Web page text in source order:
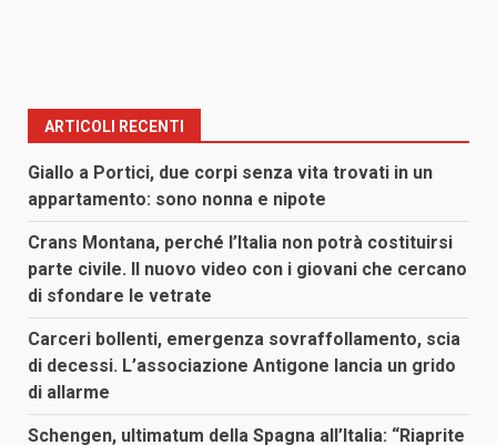
ARTICOLI RECENTI
Giallo a Portici, due corpi senza vita trovati in un
appartamento: sono nonna e nipote
Crans Montana, perché l’Italia non potrà costituirsi
parte civile. Il nuovo video con i giovani che cercano
di sfondare le vetrate
Carceri bollenti, emergenza sovraffollamento, scia
di decessi. L’associazione Antigone lancia un grido
di allarme
Schengen, ultimatum della Spagna all’Italia: “Riaprite